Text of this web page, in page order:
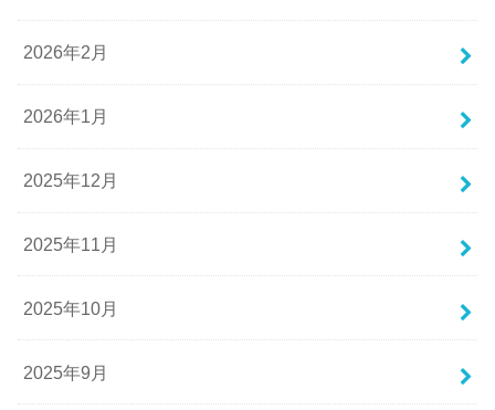
2026年2月
2026年1月
2025年12月
2025年11月
2025年10月
2025年9月